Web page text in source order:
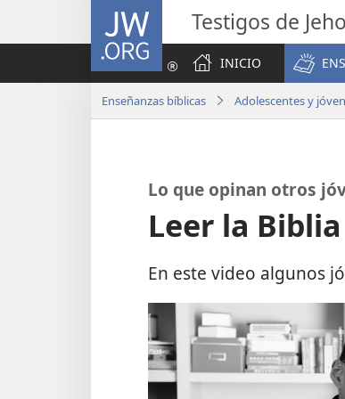
JW.ORG Testigos de
INICIO
Enseñanzas bíblicas Adolescentes y
Lo que opinan otros
Leer la Biblia
En este video algunos